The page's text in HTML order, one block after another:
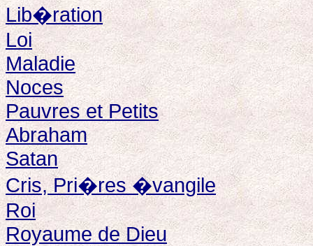
Lib�ration
Loi
Maladie
Noces
Pauvres et Petits
Abraham
Satan
Cris, Pri�res �vangile
Roi
Royaume de Dieu